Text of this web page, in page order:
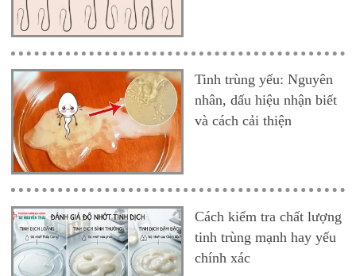
Tinh trùng yếu: Nguyên
nhân, dấu hiệu nhận biết
và cách cải thiện
Cách kiểm tra chất lượng
tinh trùng mạnh hay yếu
chính xác